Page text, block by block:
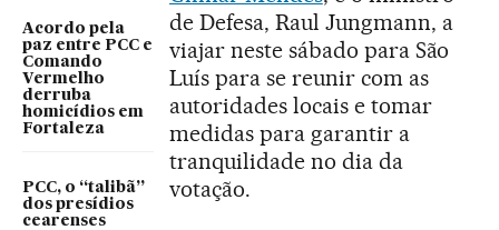
Acordo pela
paz entre PCC e
Comando
Vermelho
derruba
homicídios em
Fortaleza
PCC, o “talibã”
dos presídios
cearenses
de Defesa, Raul Jungmann, a
viajar neste sábado para São
Luís para se reunir com as
autoridades locais e tomar
medidas para garantir a
tranquilidade no dia da
votação.